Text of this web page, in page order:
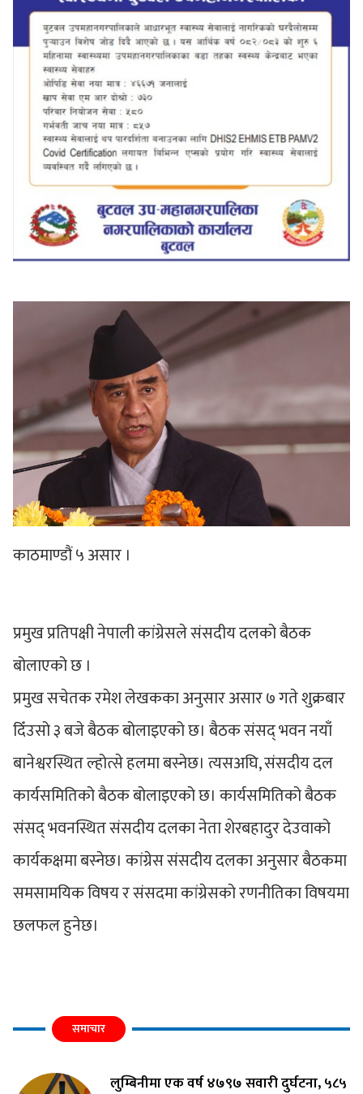
काठमाण्डौं ५ असार ।
प्रमुख प्रतिपक्षी नेपाली कांग्रेसले संसदीय दलको बैठक
बोलाएको छ ।
प्रमुख सचेतक रमेश लेखकका अनुसार असार ७ गते शुक्रबार
दिँउसो ३ बजे बैठक बोलाइएको छ। बैठक संसद् भवन नयाँ
बानेश्वरस्थित ल्होत्से हलमा बस्नेछ। त्यसअघि, संसदीय दल
कार्यसमितिको बैठक बोलाइएको छ। कार्यसमितिको बैठक
संसद् भवनस्थित संसदीय दलका नेता शेरबहादुर देउवाको
कार्यकक्षमा बस्नेछ। कांग्रेस संसदीय दलका अनुसार बैठकमा
समसामयिक विषय र संसदमा कांग्रेसको रणनीतिका विषयमा
छलफल हुनेछ।
समाचार
लुम्बिनीमा एक वर्ष ४७९७ सवारी दुर्घटना, ५८५